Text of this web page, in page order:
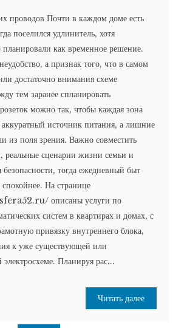
проводов Почти в каждом доме есть
поселился удлинитель, хотя
планировали как временное решение.
а признак того, что в самом
достаточно внимания схеме
тем заранее спланировать
можно так, чтобы каждая зона
источник питания, а лишние
из поля зрения. Важно совместить
реальные сценарии жизни семьи и
тогда ежедневный быт
спокойнее. На странице
описаны услуги по
систем в квартирах и домах, с
привязку внутреннего блока,
к уже существующей или
электросхеме. Планируя рас...
Читать далее